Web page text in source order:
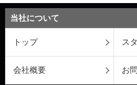
当社について
トップ ス
会社概要 お